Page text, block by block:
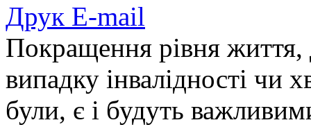
Друк E-mail
Покращення рівня життя,
випадку інвалідності чи
були, є і будуть